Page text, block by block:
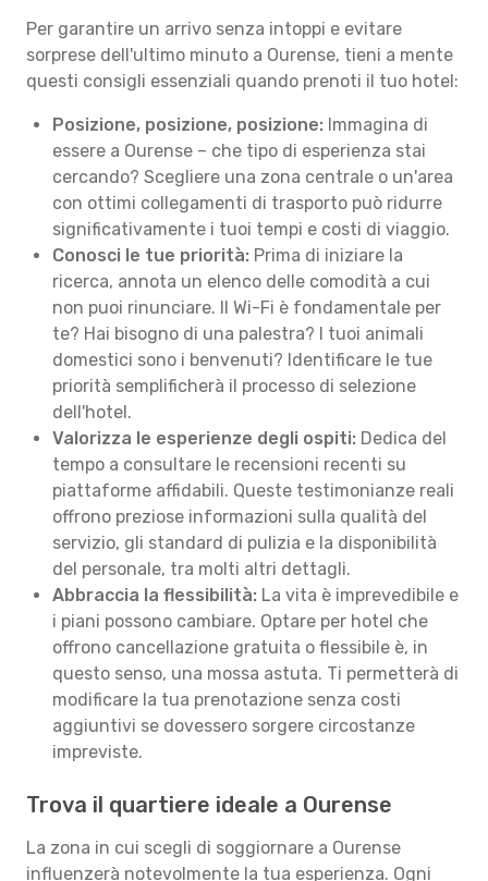
Per garantire un arrivo senza intoppi e evitare
sorprese dell'ultimo minuto a Ourense, tieni a mente
questi consigli essenziali quando prenoti il tuo hotel:
Posizione, posizione, posizione: Immagina di
essere a Ourense – che tipo di esperienza stai
cercando? Scegliere una zona centrale o un'area
con ottimi collegamenti di trasporto può ridurre
significativamente i tuoi tempi e costi di viaggio.
Conosci le tue priorità: Prima di iniziare la
ricerca, annota un elenco delle comodità a cui
non puoi rinunciare. Il Wi-Fi è fondamentale per
te? Hai bisogno di una palestra? I tuoi animali
domestici sono i benvenuti? Identificare le tue
priorità semplificherà il processo di selezione
dell'hotel.
Valorizza le esperienze degli ospiti: Dedica del
tempo a consultare le recensioni recenti su
piattaforme affidabili. Queste testimonianze reali
offrono preziose informazioni sulla qualità del
servizio, gli standard di pulizia e la disponibilità
del personale, tra molti altri dettagli.
Abbraccia la flessibilità: La vita è imprevedibile e
i piani possono cambiare. Optare per hotel che
offrono cancellazione gratuita o flessibile è, in
questo senso, una mossa astuta. Ti permetterà di
modificare la tua prenotazione senza costi
aggiuntivi se dovessero sorgere circostanze
impreviste.
Trova il quartiere ideale a Ourense
La zona in cui scegli di soggiornare a Ourense
influenzerà notevolmente la tua esperienza. Ogni